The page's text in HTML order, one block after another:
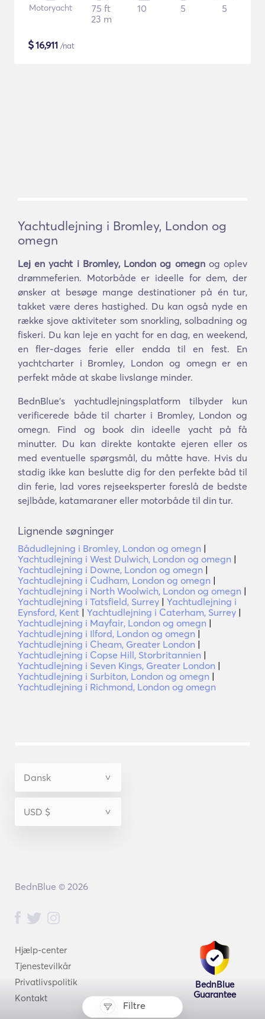
Filtre
Motoryacht
75 ft
23 m
10 5 5
$16,911 /nat
Yachtudlejning i Bromley, London og
omegn
Lej en yacht i Bromley, London og omegnog oplev
drømmeferien. Motorbåde er ideelle for dem, der
ønsker at besøge mange destinationer på én tur,
takket være deres hastighed. Du kan også nyde en
række sjove aktiviteter som snorkling, solbadning og
fiskeri. Du kan leje en yacht for en dag, en weekend,
en fler-dages ferie eller endda til en fest. En
yachtcharter i Bromley, London og omegn er en
perfekt måde at skabe livslange minder.
BednBlue's yachtudlejningsplatform tilbyder kun
verificerede både til charter i Bromley, London og
omegn. Find og book din ideelle yacht på få
minutter. Du kan direkte kontakte ejeren eller os
med eventuelle spørgsmål, du måtte have. Hvis du
stadig ikke kan beslutte dig for den perfekte båd til
din ferie, lad vores rejseeksperter foreslå de bedste
sejlbåde, katamaraner eller motorbåde til din tur.
Lignende søgninger
Bådudlejning i Bromley, London og omegn |
Yachtudlejning i West Dulwich, London og omegn |
Yachtudlejning i Downe, London og omegn |
Yachtudlejning i Cudham, London og omegn |
Yachtudlejning i North Woolwich, London og omegn |
Yachtudlejning i Tatsfield, Surrey | Yachtudlejning i
Eynsford, Kent | Yachtudlejning i Caterham, Surrey |
Yachtudlejning i Mayfair, London og omegn |
Yachtudlejning i Ilford, London og omegn |
Yachtudlejning i Cheam, Greater London |
Yachtudlejning i Copse Hill, Storbritannien |
Yachtudlejning i Seven Kings, Greater London |
Yachtudlejning i Surbiton, London og omegn |
Yachtudlejning i Richmond, London og omegn
Hjælp-center
Tjenestevilkår
Privatlivspolitik
Kontakt
BednBlue
Guarantee
BednBlue © 2026